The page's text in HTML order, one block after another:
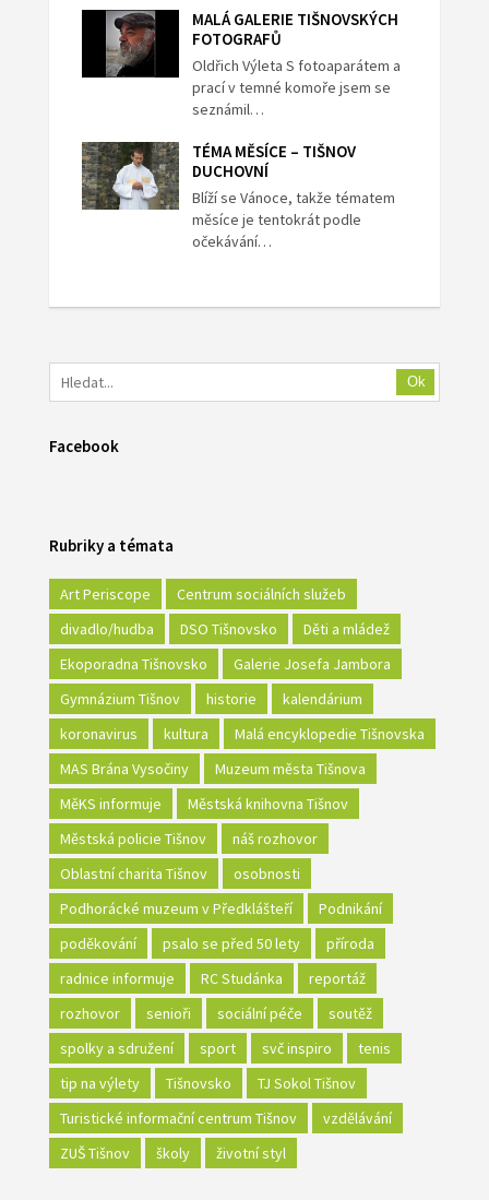
MALÁ GALERIE TIŠNOVSKÝCH
FOTOGRAFŮ
Oldřich Výleta S fotoaparátem a
prací v temné komoře jsem se
seznámil…
TÉMA MĚSÍCE – TIŠNOV
DUCHOVNÍ
Blíží se Vánoce, takže tématem
měsíce je tentokrát podle
očekávání…
Ok
Facebook
Rubriky a témata
Art Periscope
Centrum sociálních služeb
divadlo/hudba
DSO Tišnovsko
Děti a mládež
Ekoporadna Tišnovsko
Galerie Josefa Jambora
Gymnázium Tišnov
historie
kalendárium
koronavirus
kultura
Malá encyklopedie Tišnovska
MAS Brána Vysočiny
Muzeum města Tišnova
MěKS informuje
Městská knihovna Tišnov
Městská policie Tišnov
náš rozhovor
Oblastní charita Tišnov
osobnosti
Podhorácké muzeum v Předklášteří
Podnikání
poděkování
psalo se před 50 lety
příroda
radnice informuje
RC Studánka
reportáž
rozhovor
senioři sociální péče
soutěž
spolky a sdružení
sport svč inspiro
tenis
tip na výlety
Tišnovsko
TJ Sokol Tišnov
Turistické informační centrum Tišnov
vzdělávání
ZUŠ Tišnov
školy životní styl